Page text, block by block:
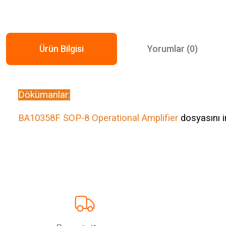
Ürün Bilgisi Yorumlar (0)
Dökümanlar:
BA10358F SOP-8 Operational Amplifier
Ürün resmi kalitesiz, bozuk veya görüntülenemiyor.
Ürün açıklamasında eksik bilgiler bulunuyor.